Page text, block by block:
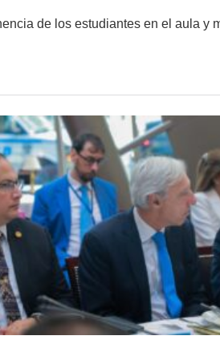
de los estudiantes en el aula y